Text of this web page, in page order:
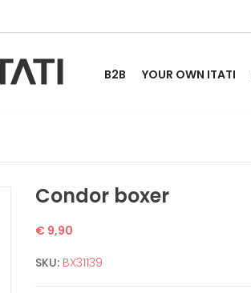
B2B YOUR OWN ITATI
Condor boxer
€ 9,90
SKU: BX31139